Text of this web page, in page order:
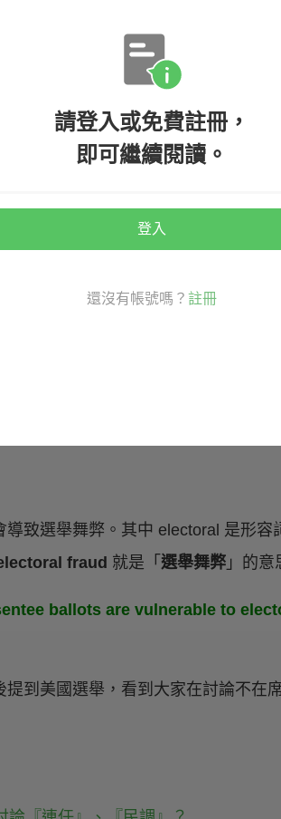
用
Day.（選舉日記得投下你的
空間就叫做
privacy.（投票亭可以確保投票者的
的選舉人票，因此這些州可能會影
state.（明尼蘇達州現在被認為
致選舉舞弊。其中 electoral 是形容
fraud 就是「 選舉舞弊 」的意
ballots are vulnerable to
到美國選舉，看到大家在討論不在
請登入或免費註冊，
即可繼續閱讀。
登入
還沒有帳號嗎？ 註冊